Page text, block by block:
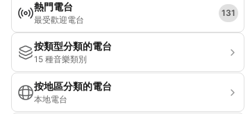
熱門電台
最受歡迎電台
131
按類型分類的電台
15 種音樂類別
按地區分類的電台
本地電台